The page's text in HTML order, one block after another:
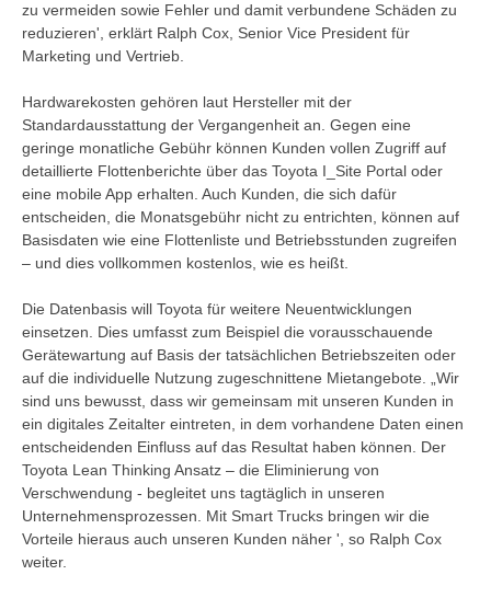
zu vermeiden sowie Fehler und damit verbundene Schäden zu
reduzieren', erklärt Ralph Cox, Senior Vice President für
Marketing und Vertrieb.
Hardwarekosten gehören laut Hersteller mit der
Standardausstattung der Vergangenheit an. Gegen eine
geringe monatliche Gebühr können Kunden vollen Zugriff auf
detaillierte Flottenberichte über das Toyota I_Site Portal oder
eine mobile App erhalten. Auch Kunden, die sich dafür
entscheiden, die Monatsgebühr nicht zu entrichten, können auf
Basisdaten wie eine Flottenliste und Betriebsstunden zugreifen
– und dies vollkommen kostenlos, wie es heißt.
Die Datenbasis will Toyota für weitere Neuentwicklungen
einsetzen. Dies umfasst zum Beispiel die vorausschauende
Gerätewartung auf Basis der tatsächlichen Betriebszeiten oder
auf die individuelle Nutzung zugeschnittene Mietangebote. „Wir
sind uns bewusst, dass wir gemeinsam mit unseren Kunden in
ein digitales Zeitalter eintreten, in dem vorhandene Daten einen
entscheidenden Einfluss auf das Resultat haben können. Der
Toyota Lean Thinking Ansatz – die Eliminierung von
Verschwendung - begleitet uns tagtäglich in unseren
Unternehmensprozessen. Mit Smart Trucks bringen wir die
Vorteile hieraus auch unseren Kunden näher ', so Ralph Cox
weiter.